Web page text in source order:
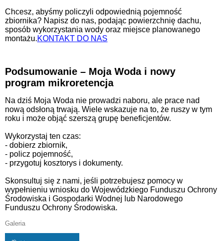
Chcesz, abyśmy policzyli odpowiednią pojemność
zbiornika? Napisz do nas, podając powierzchnię dachu,
sposób wykorzystania wody oraz miejsce planowanego
montażu.KONTAKT DO NAS
Podsumowanie – Moja Woda i nowy
program mikroretencja
Na dziś Moja Woda nie prowadzi naboru, ale prace nad
nową odsłoną trwają. Wiele wskazuje na to, że ruszy w tym
roku i może objąć szerszą grupę beneficjentów.
Wykorzystaj ten czas:
- dobierz zbiornik,
- policz pojemność,
- przygotuj kosztorys i dokumenty.
Skonsultuj się z nami, jeśli potrzebujesz pomocy w
wypełnieniu wniosku do Wojewódzkiego Funduszu Ochrony
Środowiska i Gospodarki Wodnej lub Narodowego
Funduszu Ochrony Środowiska.
Galeria